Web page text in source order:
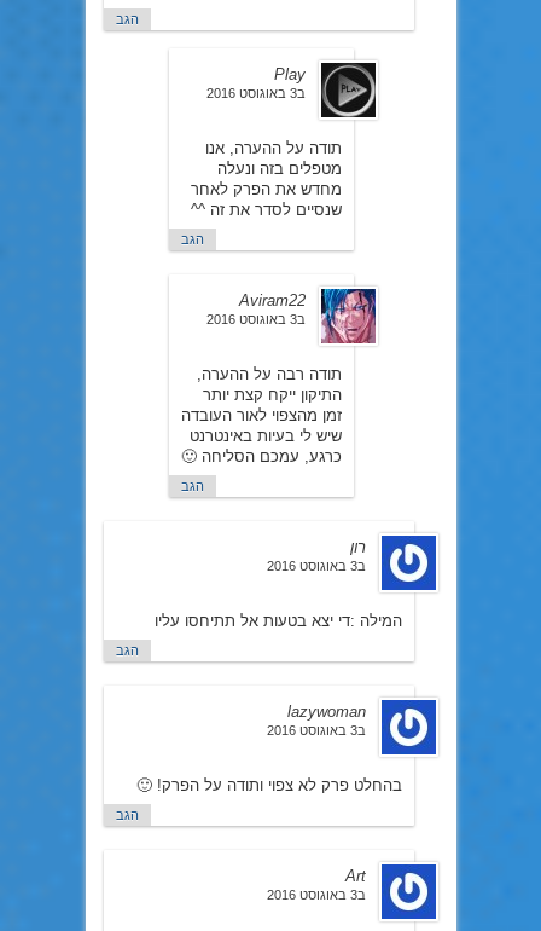
הגב
Play
ב3 באוגוסט 2016
תודה על ההערה, אנו
מטפלים בזה ונעלה
מחדש את הפרק לאחר
שנסיים לסדר את זה ^^
הגב
Aviram22
ב3 באוגוסט 2016
תודה רבה על ההערה,
התיקון ייקח קצת יותר
זמן מהצפוי לאור העובדה
שיש לי בעיות באינטרנט
כרגע, עמכם הסליחה 🙂
הגב
רון
ב3 באוגוסט 2016
המילה :די יצא בטעות אל תתיחסו עליו
הגב
lazywoman
ב3 באוגוסט 2016
בהחלט פרק לא צפוי ותודה על הפרק! 🙂
הגב
Art
ב3 באוגוסט 2016